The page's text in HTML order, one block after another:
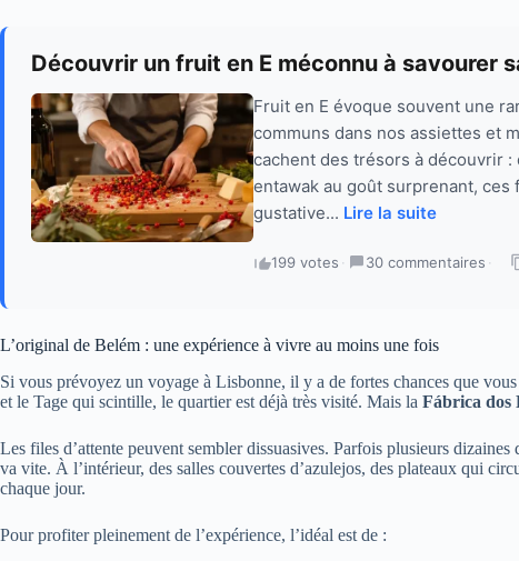
Découvrir un fruit en E méconnu à savourer
Fruit en E évoque souvent une
communs dans nos assiettes et
cachent des trésors à découvrir :
entawak au goût surprenant,
gustative... Lire la suite
199 votes · 30 commentaires ·
L’original de Belém : une expérience à vivre au moins une fois
Si vous prévoyez un voyage à Lisbonne, il y a de fortes chances que
et le Tage qui scintille, le quartier est déjà très visité. Mais la Fábrica dos
Les files d’attente peuvent sembler dissuasives. Parfois plusieurs
va vite. À l’intérieur, des salles couvertes d’azulejos, des plateaux qui
chaque jour.
Pour profiter pleinement de l’expérience, l’idéal est de :